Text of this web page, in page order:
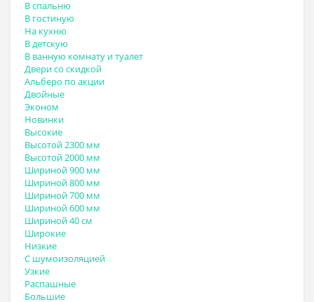
В спальню
В гостиную
На кухню
В детскую
В ванную комнату и туалет
Двери со скидкой
Альберо по акции
Двойные
Эконом
Новинки
Высокие
Высотой 2300 мм
Высотой 2000 мм
Шириной 900 мм
Шириной 800 мм
Шириной 700 мм
Шириной 600 мм
Шириной 40 см
Широкие
Низкие
С шумоизоляцией
Узкие
Распашные
Большие